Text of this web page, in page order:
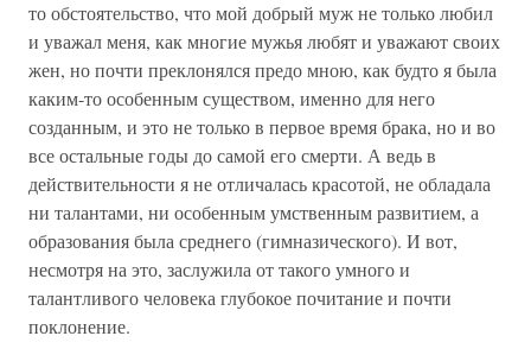
то обстоятельство, что мой добрый муж не только любил
и уважал меня, как многие мужья любят и уважают своих
жен, но почти преклонялся предо мною, как будто я была
каким-то особенным существом, именно для него
созданным, и это не только в первое время брака, но и во
все остальные годы до самой его смерти. А ведь в
действительности я не отличалась красотой, не обладала
ни талантами, ни особенным умственным развитием, а
образования была среднего (гимназического). И вот,
несмотря на это, заслужила от такого умного и
талантливого человека глубокое почитание и почти
поклонение.